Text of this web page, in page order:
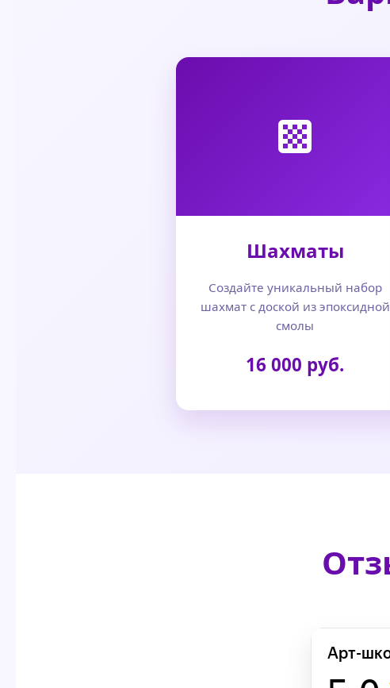
Шахматы
Создайте уникальный набор
шахмат с доской из эпоксидной
смолы
16 000 руб.